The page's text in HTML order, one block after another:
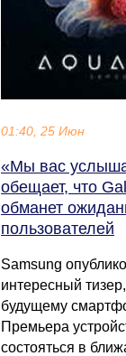
01:40, 25 Июн
«Мы вас
обещает, что
обманет
пользователей
Samsung
интересный
будущему
Премьера
состояться в